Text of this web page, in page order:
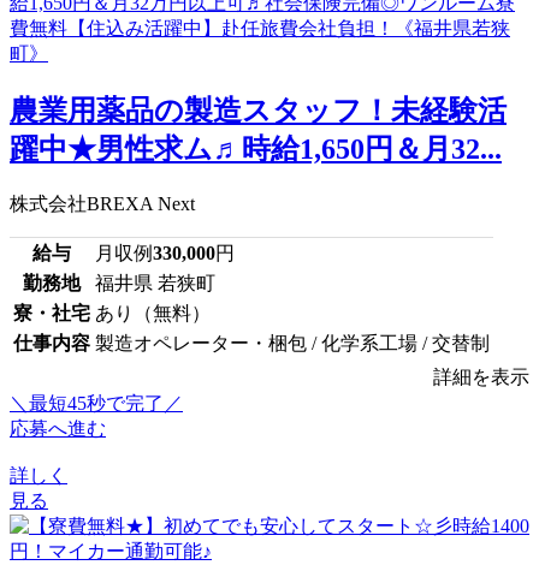
農業用薬品の製造スタッフ！未経験活
躍中★男性求ム♬時給1,650円＆月32...
株式会社BREXA Next
給与 月収例330,000円
勤務地
福井県 若狭町
寮・社宅 あり（無料）
仕事内容 製造オペレーター・梱包 / 化学系工場 / 交替制
詳細を表示
＼最短45秒で完了／
応募へ進む
詳しく
見る